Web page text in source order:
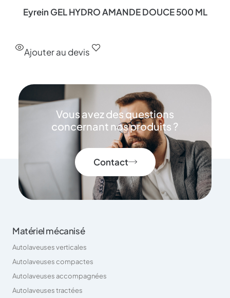
Eyrein GEL HYDRO AMANDE DOUCE 500 ML
Ajouter au devis
Vous avez des questions
concernant nos produits ?
Contact
Matériel mécanisé
Autolaveuses verticales
Autolaveuses compactes
Autolaveuses accompagnées
Autolaveuses tractées